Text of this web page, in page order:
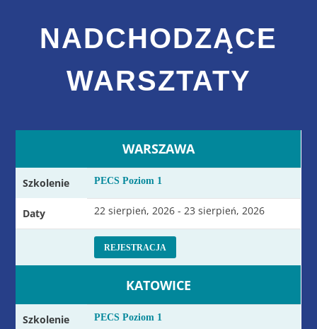
NADCHODZĄCE
WARSZTATY
WARSZAWA
Szkolenie PECS Poziom 1
Daty 22 sierpień, 2026 - 23 sierpień, 2026
REJESTRACJA
KATOWICE
Szkolenie PECS Poziom 1